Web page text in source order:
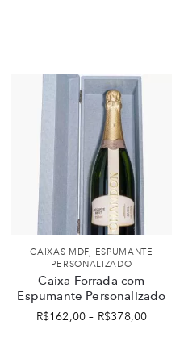
CAIXAS MDF
ESPUMANTE
PERSONALIZADO
Caixa Forrada com
Espumante Personalizado
R$162,00 – R$378,00